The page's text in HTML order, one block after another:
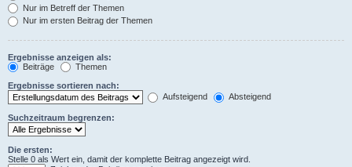
Nur im Betreff der Themen
Nur im ersten Beitrag der Themen
Ergebnisse anzeigen als:
Beiträge
Themen
Ergebnisse sortieren nach:
Aufsteigend
Absteigend
Suchzeitraum begrenzen:
Die ersten:
Stelle 0 als Wert ein, damit der komplette Beitrag angezeigt wird.